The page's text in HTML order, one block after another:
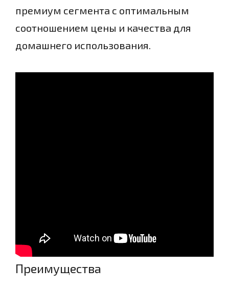
премиум сегмента с оптимальным
соотношением цены и качества для
домашнего использования.
Преимущества